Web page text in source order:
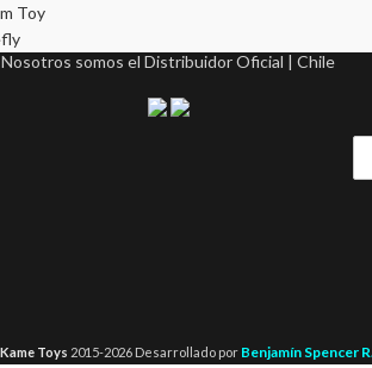
Toy
Nosotros somos el Distribuidor Oficial | Chile
Kame Toys 2015-2026 Desarrollado por Benjamín Spencer